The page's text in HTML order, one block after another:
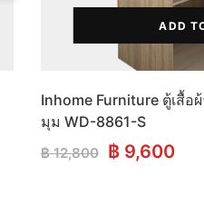
ADD
Inhome Furniture ตู้เสื้อ
มุม WD-8861-S
฿12,800 Original
฿ 9,600